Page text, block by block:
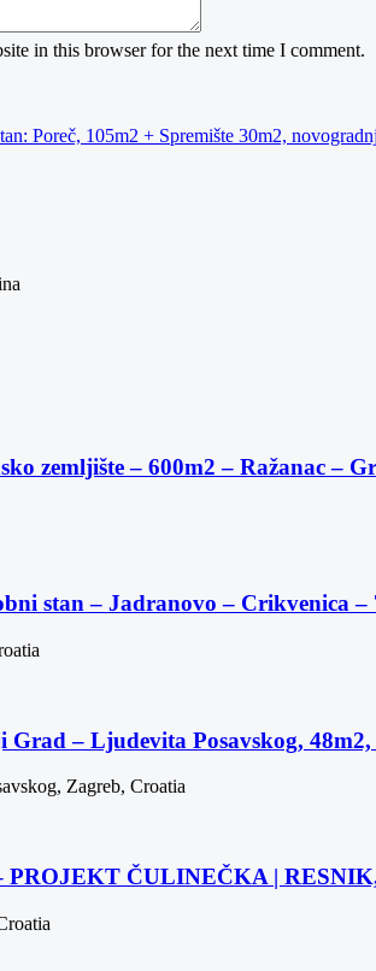
in this browser for the next time I comment.
Poreč, 105m2 + Spremište 30m2,
zemljište – 600m2 – Ražanac –
stan – Jadranovo – Crikvenica –
Grad – Ljudevita Posavskog,
Zagreb, Croatia
PROJEKT ČULINEČKA |